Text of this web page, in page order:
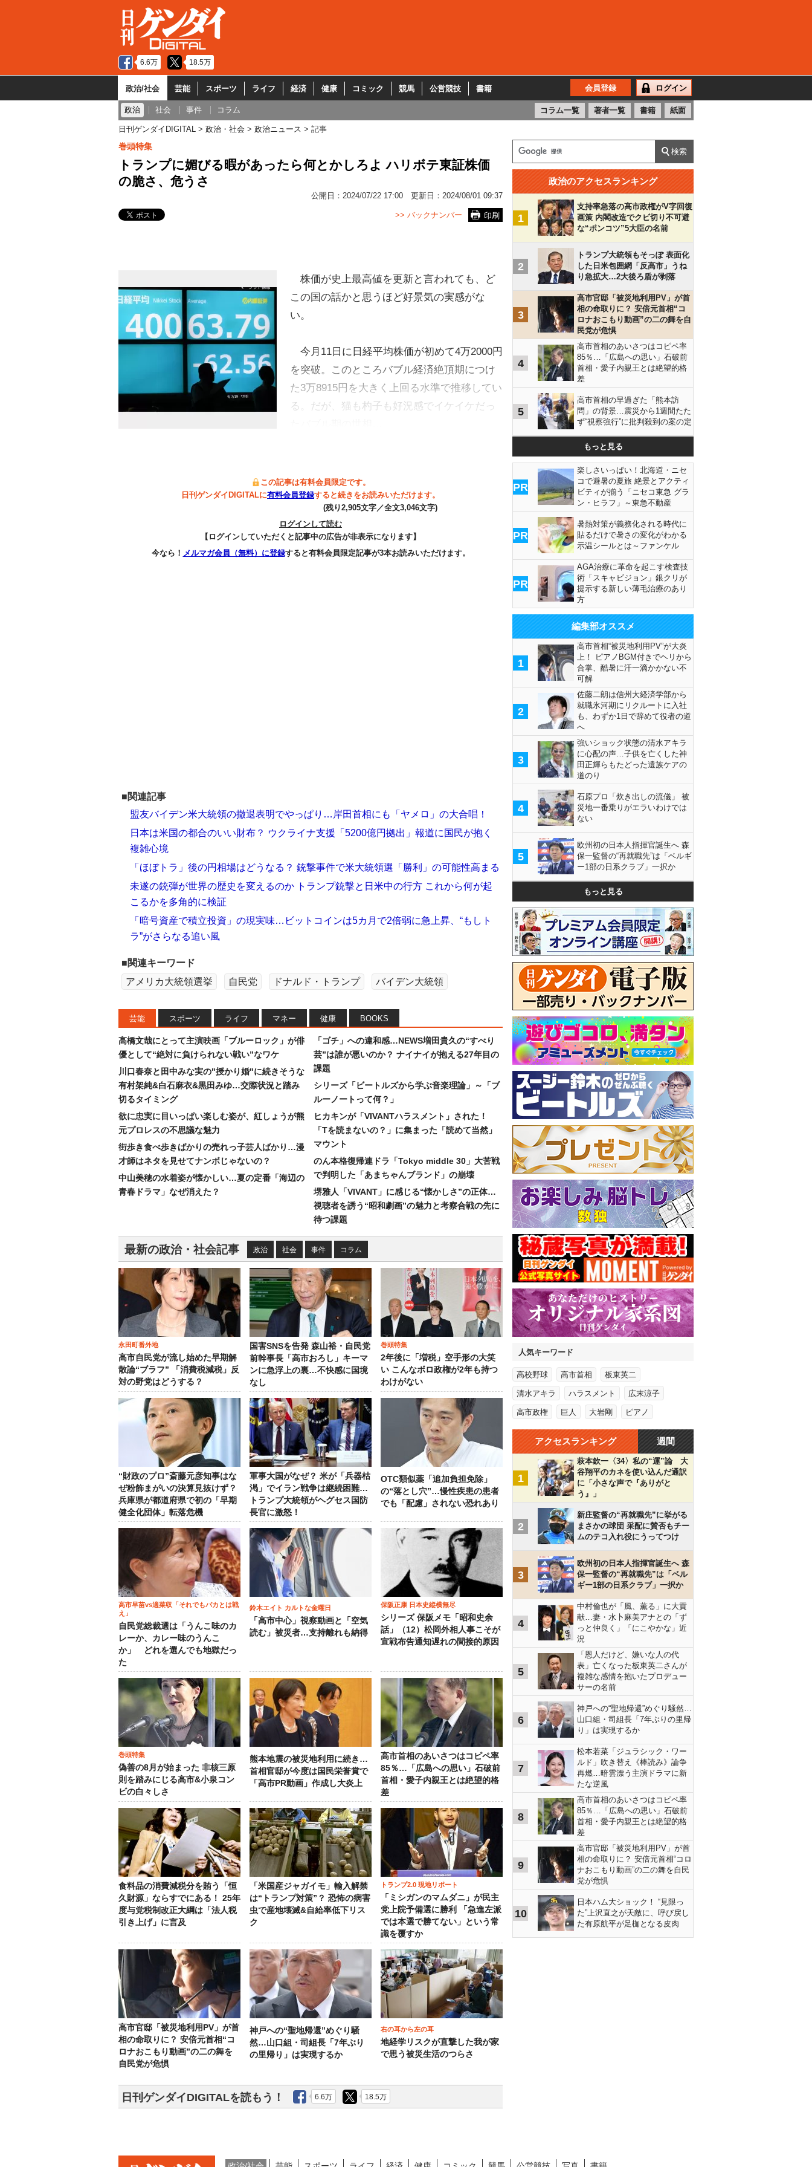
6.6万 18.5万
政治/社会 芸能 スポーツ ライフ 経済 健康 コミック 競馬 公営競技 書籍 会員登録 ログイン
政治 社会 事件 コラム コラム一覧 著者一覧 書籍 紙面
日刊ゲンダイDIGITAL 政治・社会 政治ニュース 記事
巻頭特集
トランプに媚びる暇があったら何とかしろよ ハリボテ東証株価
の脆さ、危うさ
公開日： 2024/07/22 17:00 更新日： 2024/08/01 09:37
印刷
>> バックナンバー
株価が史上最高値を更新と言われても、ど
この国の話かと思うほど好景気の実感がな
い。
今月11日に日経平均株価が初めて4万2000円
を突破。このところバブル経済絶頂期につけ
た3万8915円を大きく上回る水準で推移してい
る。だが、猫も杓子も好況感でイケイケだっ
この記事は有料会員限定です。
日刊ゲンダイDIGITALに有料会員登録すると続きをお読みいただけます。
(残り2,905文字／全文3,046文字)
ログインして読む
【ログインしていただくと記事中の広告が非表示になります】
今なら！ メルマガ会員（無料）に登録すると有料会員限定記事が3本お読みいただけます。
■関連記事
盟友バイデン米大統領の撤退表明でやっぱり…岸田首相にも「ヤメロ」の大合唱！
日本は米国の都合のいい財布？ ウクライナ支援「5200億円拠出」報道に国民が抱く
複雑心境
「ほぼトラ」後の円相場はどうなる？ 銃撃事件で米大統領選「勝利」の可能性高まる
未遂の銃弾が世界の歴史を変えるのか トランプ銃撃と日米中の行方 これから何が起
こるかを多角的に検証
「暗号資産で積立投資」の現実味…ビットコインは5カ月で2倍弱に急上昇、“もしト
ラ”がさらなる追い風
■関連キーワード
アメリカ大統領選挙
自民党 ドナルド・トランプ バイデン大統領
芸能 スポーツ ライフ マネー 健康 BOOKS
高橋文哉にとって主演映画「ブルーロック」が俳
優として“絶対に負けられない戦い”なワケ
川口春奈と田中みな実の"授かり婚"に続きそうな
有村架純&白石麻衣&黒田みゆ…交際状況と踏み
切るタイミング
欲に忠実に目いっぱい楽しむ姿が、紅しょうが熊
元プロレスの不思議な魅力
街歩き食べ歩きばかりの売れっ子芸人ばかり…漫
才師はネタを見せてナンボじゃないの？
中山美穂の水着姿が懐かしい…夏の定番「海辺の
青春ドラマ」なぜ消えた？
「ゴチ」への違和感…NEWS増田貴久の“すべり
芸”は誰が悪いのか？ ナイナイが抱える27年目の
課題
シリーズ「ビートルズから学ぶ音楽理論」～「ブ
ルーノートって何？」
ヒカキンが「VIVANTハラスメント」された！
「Tを読まないの？」に集まった「読めて当然」
マウント
のん本格復帰連ドラ「Tokyo middle 30」大苦戦
で判明した「あまちゃんブランド」の崩壊
堺雅人「VIVANT」に感じる“懐かしさ”の正体…
視聴者を誘う“昭和劇画”の魅力と考察合戦の先に
待つ課題
最新の政治・社会記事 政治 社会 事件 コラム
永田町番外地
高市自民党が流し始めた早期解
散論“ブラフ” 「消費税減税」反
対の野党はどうする？
国害SNSを告発 森山裕・自民党
前幹事長「高市おろし」キーマ
ンに急浮上の裏…不快感に国境
なし
巻頭特集
2年後に「増税」空手形の大笑
い こんなボロ政権が2年も持つ
わけがない
“財政のプロ”斎藤元彦知事はな
ぜ粉飾まがいの決算見抜けず？
兵庫県が都道府県で初の「早期
健全化団体」転落危機
軍事大国がなぜ？ 米が「兵器枯
渇」でイラン戦争は継続困難…
トランプ大統領がヘグセス国防
長官に激怒！
OTC類似薬「追加負担免除」
の“落とし穴”…慢性疾患の患者
でも「配慮」されない恐れあり
高市早苗vs適菜収「それでもバカとは戦
え」
自民党総裁選は「うんこ味のカ
レーか、カレー味のうんこ
か」 どれを選んでも地獄だっ
た
鈴木エイト カルトな金曜日
「高市中心」視察動画と「空気
読む」被災者…支持離れも納得
保阪正康 日本史縦横無尽
シリーズ 保阪メモ「昭和史余
話」（12）松岡外相人事こそが
宣戦布告通知遅れの間接的原因
巻頭特集
偽善の8月が始まった 非核三原
則を踏みにじる高市&小泉コン
ビの白々しさ
熊本地震の被災地利用に続き…
首相官邸が今度は国民栄誉賞で
「高市PR動画」作成し大炎上
高市首相のあいさつはコピペ率
85％…「広島への思い」石破前
首相・愛子内親王とは絶望的格
差
食料品の消費減税分を賄う「恒
久財源」ならすでにある！ 25年
度与党税制改正大綱は「法人税
引き上げ」に言及
「米国産ジャガイモ」輸入解禁
は“トランプ対策”？ 恐怖の病害
虫で産地壊滅&自給率低下リス
ク
トランプ2.0 現地リポート
「ミシガンのマムダニ」が民主
党上院予備選に勝利 「急進左派
では本選で勝てない」という常
識を覆すか
高市官邸「被災地利用PV」が首
相の命取りに？ 安倍元首相“コ
ロナおこもり動画”の二の舞を
自民党が危惧
神戸への“聖地帰還”めぐり騒
然…山口組・司組長「7年ぶり
の里帰り」は実現するか
右の耳から左の耳
地経学リスクが直撃した我が家
で思う被災生活のつらさ
日刊ゲンダイDIGITALを読もう！ 6.6万 18.5万
政治のアクセスランキング
1
支持率急落の高市政権がV字回復
画策 内閣改造でクビ切り不可避
な“ポンコツ”5大臣の名前
2
トランプ大統領もそっぽ 表面化
した日米包囲網「反高市」うね
り急拡大…2大後ろ盾が剥落
3
高市官邸「被災地利用PV」が首
相の命取りに？ 安倍元首相“コ
ロナおこもり動画”の二の舞を自
民党が危惧
4
高市首相のあいさつはコピペ率
85％…「広島への思い」石破前
首相・愛子内親王とは絶望的格
差
5
高市首相の早過ぎた「熊本訪
問」の背景…震災から1週間たた
ず“視察強行”に批判殺到の案の定
もっと見る
PR
楽しさいっぱい！北海道・ニセ
コで避暑の夏旅 絶景とアクティ
ビティが揃う「ニセコ東急 グラ
ン・ヒラフ」～東急不動産
PR
暑熱対策が義務化される時代に
貼るだけで暑さの変化がわかる
示温シールとは～ファンケル
PR
AGA治療に革命を起こす検査技
術「スキャビジョン」銀クリが
提示する新しい薄毛治療のあり
方
編集部オススメ
1
高市首相“被災地利用PV”が大炎
上！ ピアノBGM付きでヘリから
合掌、酷暑に汗一滴かかない不
可解
2
佐藤二朗は信州大経済学部から
就職氷河期にリクルートに入社
も、わずか1日で辞めて役者の道
へ
3
強いショック状態の清水アキラ
に心配の声…子供を亡くした神
田正輝らもたどった遺族ケアの
道のり
4
石原プロ「炊き出しの流儀」 被
災地一番乗りがエラいわけでは
ない
5
欧州初の日本人指揮官誕生へ 森
保一監督の“再就職先”は「ベルギ
ー1部の日系クラブ」一択か
もっと見る
人気キーワード
高校野球 高市首相 板東英二
清水アキラ ハラスメント 広末涼子
高市政権 巨人 大岩剛 ピアノ
アクセスランキング 週間
1
萩本欽一〈34〉私の“運”論 大
谷翔平のカネを使い込んだ通訳
に「小さな声で『ありがと
う』」
2
新庄監督の“再就職先”に挙がる
まさかの球団 采配に賛否もチー
ムのテコ入れ役にうってつけ
3
欧州初の日本人指揮官誕生へ 森
保一監督の“再就職先”は「ベル
ギー1部の日系クラブ」一択か
4
中村倫也が「風、薫る」に大貢
献…妻・水卜麻美アナとの「ず
っと仲良く」「にこやかな」近
況
5
「恩人だけど、嫌いな人の代
表」亡くなった板東英二さんが
複雑な感情を抱いたプロデュー
サーの名前
6
神戸への“聖地帰還”めぐり騒然…
山口組・司組長「7年ぶりの里帰
り」は実現するか
7
松本若菜「ジュラシック・ワー
ルド」吹き替え《棒読み》論争
再燃…暗雲漂う主演ドラマに新
たな逆風
8
高市首相のあいさつはコピペ率
85％…「広島への思い」石破前
首相・愛子内親王とは絶望的格
差
9
高市官邸「被災地利用PV」が首
相の命取りに？ 安倍元首相“コロ
ナおこもり動画”の二の舞を自民
党が危惧
10
日本ハム大ショック！ “見限っ
た”上沢直之が天敵に、呼び戻し
た有原航平が足枷となる皮肉